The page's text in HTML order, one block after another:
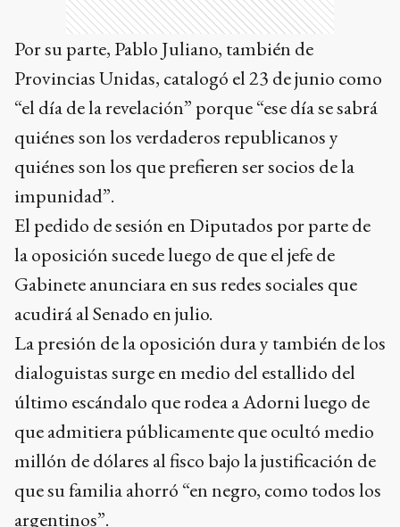
Por su parte, Pablo Juliano, también de
Provincias Unidas, catalogó el 23 de junio como
“el día de la revelación” porque “ese día se sabrá
quiénes son los verdaderos republicanos y
quiénes son los que prefieren ser socios de la
impunidad”.
El pedido de sesión en Diputados por parte de
la oposición sucede luego de que el jefe de
Gabinete anunciara en sus redes sociales que
acudirá al Senado en julio.
La presión de la oposición dura y también de los
dialoguistas surge en medio del estallido del
último escándalo que rodea a Adorni luego de
que admitiera públicamente que ocultó medio
millón de dólares al fisco bajo la justificación de
que su familia ahorró “en negro, como todos los
argentinos”.